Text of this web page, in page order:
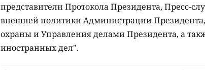
представители Протокола Президента, Пресс-
внешней политики Администрации
охраны и Управления делами Президента, а
иностранных дел".